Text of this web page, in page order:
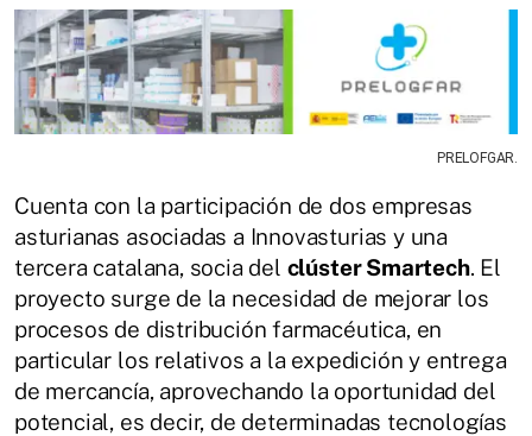
PRELOFGAR.
Cuenta con la participación de dos empresas
asturianas asociadas a Innovasturias y una
tercera catalana, socia del clúster Smartech. El
proyecto surge de la necesidad de mejorar los
procesos de distribución farmacéutica, en
particular los relativos a la expedición y entrega
de mercancía, aprovechando la oportunidad del
potencial, es decir, de determinadas tecnologías